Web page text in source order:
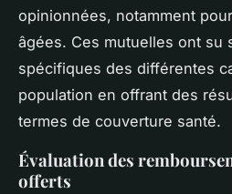
opinionnées, notamment
âgées. Ces mutuelles ont su
spécifiques des différentes
population en offrant des
termes de couverture santé.
Évaluation des
offerts